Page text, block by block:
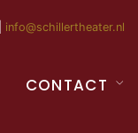
info@schillertheater.nl
CONTACT